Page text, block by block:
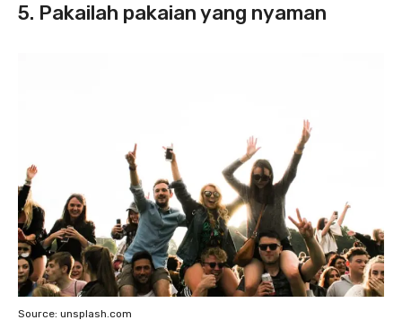
5. Pakailah pakaian yang nyaman
Source: unsplash.com